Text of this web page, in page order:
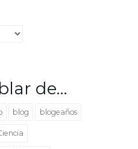
de…
blog blogeaños